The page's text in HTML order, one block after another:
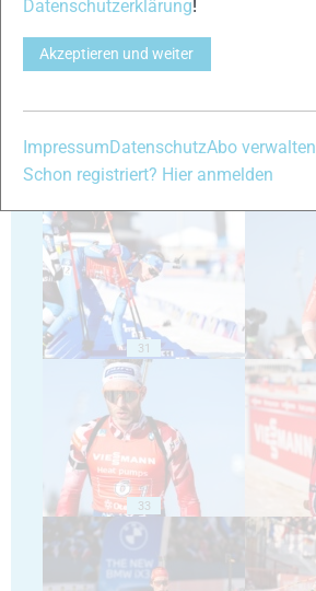
31
33
Datenschutzerklärung!
Akzeptieren und weiter
ImpressumDatenschutzAbo verwalten
Schon registriert? Hier anmelden